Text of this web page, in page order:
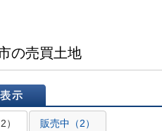
の売買土地
販売中（2）